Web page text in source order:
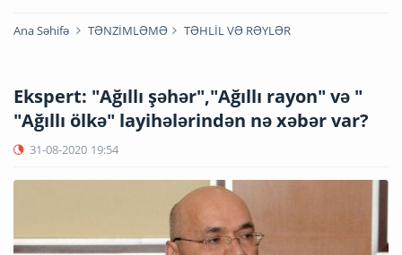
Ana Səhifə TƏNZİMLƏMƏ TƏHLİL VƏ RƏYLƏR
Ekspert: "Ağıllı şəhər","Ağıllı rayon" və "
"Ağıllı ölkə" layihələrindən nə xəbər var?
31-08-2020 19:54